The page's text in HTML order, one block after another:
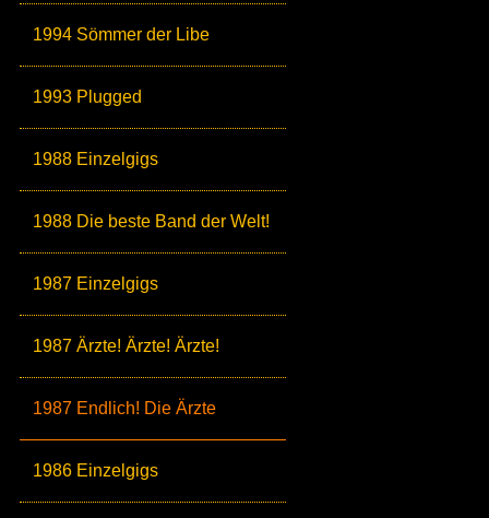
1994 Sömmer der Libe
1993 Plugged
1988 Einzelgigs
1988 Die beste Band der Welt!
1987 Einzelgigs
1987 Ärzte! Ärzte! Ärzte!
1987 Endlich! Die Ärzte
1986 Einzelgigs